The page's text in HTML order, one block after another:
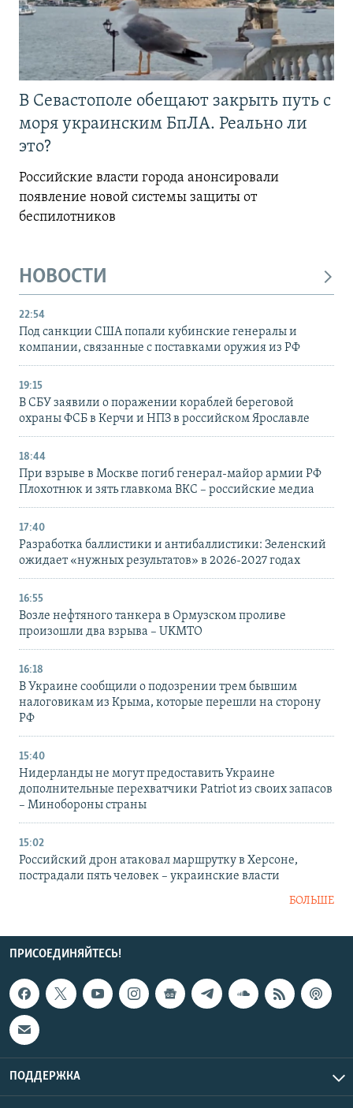
В Севастополе обещают закрыть путь с
моря украинским БпЛА. Реально ли
это?
Российские власти города анонсировали
появление новой системы защиты от
беспилотников
НОВОСТИ
22:54
Под санкции США попали кубинские генералы и
компании, связанные с поставками оружия из РФ
19:15
В СБУ заявили о поражении кораблей береговой
охраны ФСБ в Керчи и НПЗ в российском Ярославле
18:44
При взрыве в Москве погиб генерал-майор армии РФ
Плохотнюк и зять главкома ВКС – российские медиа
17:40
Разработка баллистики и антибаллистики: Зеленский
ожидает «нужных результатов» в 2026-2027 годах
16:55
Возле нефтяного танкера в Ормузском проливе
произошли два взрыва – UKMTO
16:18
В Украине сообщили о подозрении трем бывшим
налоговикам из Крыма, которые перешли на сторону
РФ
15:40
Нидерланды не могут предоставить Украине
дополнительные перехватчики Patriot из своих запасов
– Минобороны страны
15:02
Российский дрон атаковал маршрутку в Херсоне,
пострадали пять человек – украинские власти
БОЛЬШЕ
ПРИСОЕДИНЯЙТЕСЬ!
ПОДДЕРЖКА